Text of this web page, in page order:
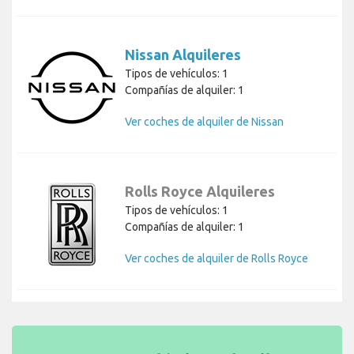
Nissan Alquileres
Tipos de vehículos: 1
Compañías de alquiler: 1
Ver coches de alquiler de Nissan
Rolls Royce Alquileres
Tipos de vehículos: 1
Compañías de alquiler: 1
Ver coches de alquiler de Rolls Royce